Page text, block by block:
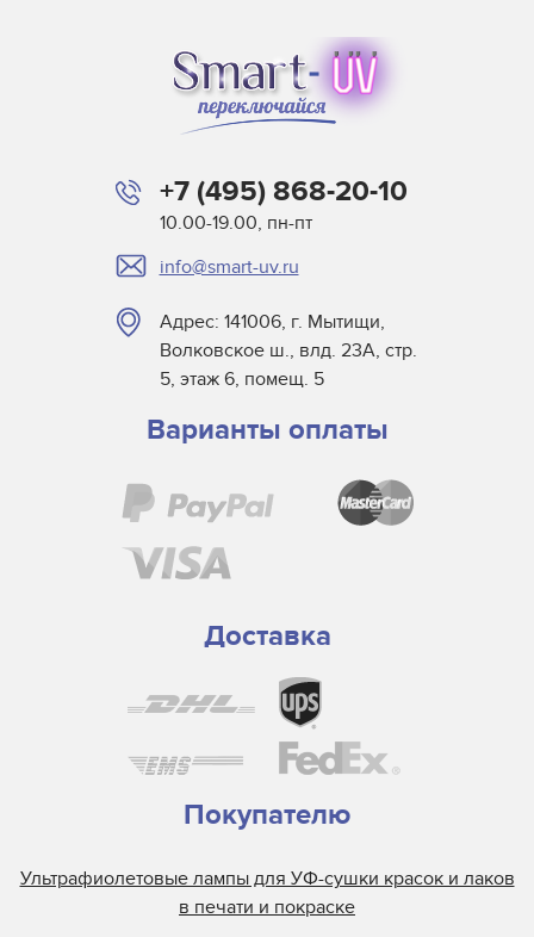
+7 (495) 868-20-10
10.00-19.00, пн-пт
info@smart-uv.ru
Адрес: 141006, г. Мытищи,
Волковское ш., влд. 23А, стр.
5, этаж 6, помещ. 5
Варианты оплаты
Доставка
Покупателю
Ультрафиолетовые лампы для УФ-сушки красок и лаков
в печати и покраске